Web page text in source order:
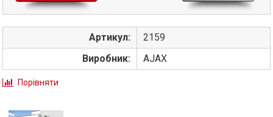
Артикул:
2159
Виробник:
AJAX
Порівняти